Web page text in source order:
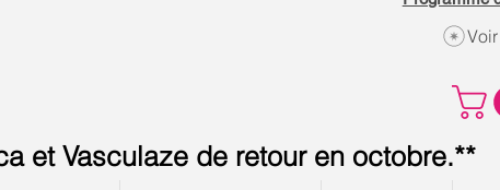
et Vasculaze de retour en octobre.**